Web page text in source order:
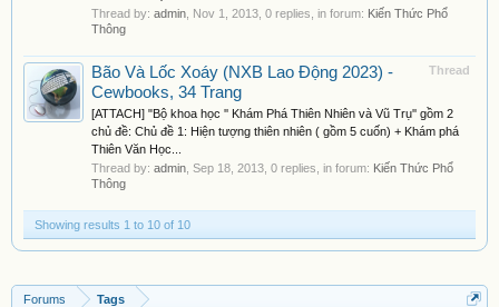
Thread by: admin Nov 1, 2013 , 0 replies, in forum: Kiến Thức Phổ
Thông
Thread
Bão Và Lốc Xoáy (NXB Lao Động 2023) -
Cewbooks, 34 Trang
[ATTACH] "Bộ khoa học '' Khám Phá Thiên Nhiên và Vũ Trụ'' gồm 2
chủ đề: Chủ đề 1: Hiện tượng thiên nhiên ( gồm 5 cuốn) + Khám phá
Thiên Văn Học...
Thread by: admin Sep 18, 2013 , 0 replies, in forum: Kiến Thức Phổ
Thông
Showing results 1 to 10 of 10
Forums Tags